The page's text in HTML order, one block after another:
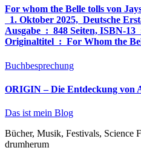
For whom the Belle tolls von
1. Oktober 2025, ‎ Deutsche
Ausgabe ‏ : ‎ 848 Seiten, ISBN-13 ‏ : ‎ 978-3764533694,
Originaltitel ‏ : ‎ For Whom
Buchbesprechung
ORIGIN – Die Entdeckung von
Das ist mein Blog
Bücher, Musik, Festivals, Science
drumherum